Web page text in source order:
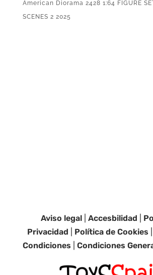
American Diorama 2428 1:64 FIGURE
SCENES 2 2025
Aviso legal |Accesbilidad
Privacidad
Política de Cookies
Condiciones |Condiciones